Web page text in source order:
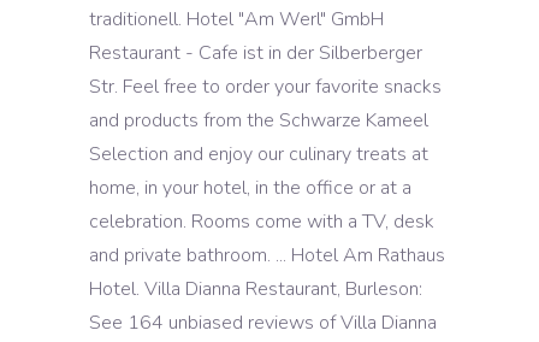
traditionell. Hotel "Am Werl" GmbH
Restaurant - Cafe ist in der Silberberger
Str. Feel free to order your favorite snacks
and products from the Schwarze Kameel
Selection and enjoy our culinary treats at
home, in your hotel, in the office or at a
celebration. Rooms come with a TV, desk
and private bathroom. ... Hotel Am Rathaus
Hotel. Villa Dianna Restaurant, Burleson:
See 164 unbiased reviews of Villa Dianna